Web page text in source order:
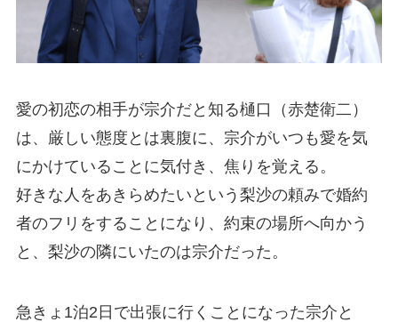
愛の初恋の相手が宗介だと知る樋口（赤楚衛二）
は、厳しい態度とは裏腹に、宗介がいつも愛を気
にかけていることに気付き、焦りを覚える。
好きな人をあきらめたいという梨沙の頼みで婚約
者のフリをすることになり、約束の場所へ向かう
と、梨沙の隣にいたのは宗介だった。
急きょ1泊2日で出張に行くことになった宗介と